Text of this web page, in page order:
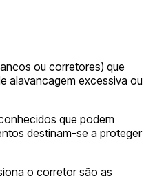
ou corretores) que
alavancagem excessiva ou
que podem
destinam-se a proteger
o corretor são as